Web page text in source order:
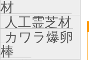
材
人工霊芝材
カワラ爆卵
棒